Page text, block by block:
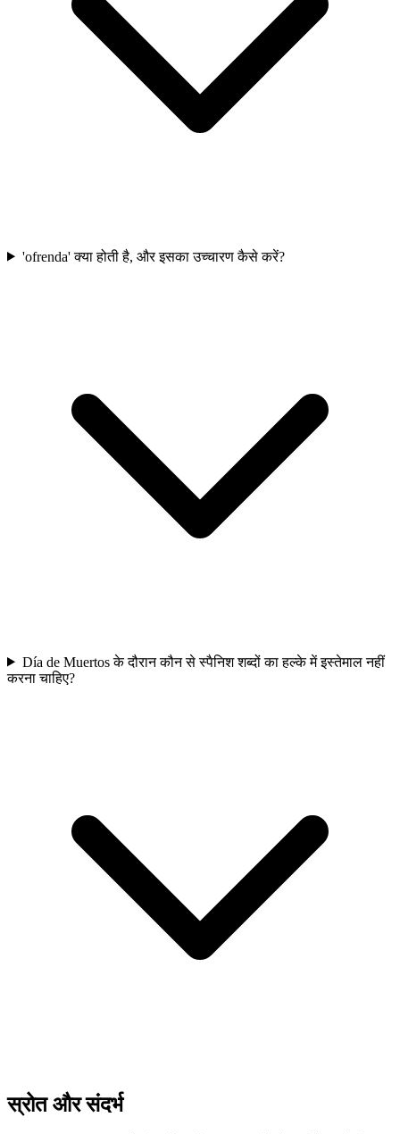
'ofrenda' क्या होती है, और इसका उच्चारण कैसे करें?
Día de Muertos के दौरान कौन से स्पैनिश शब्दों का हल्के में इस्तेमाल नहीं
करना चाहिए?
स्रोत और संदर्भ